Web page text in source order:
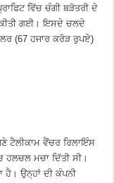
ਵਿੱਚ ਚੰਗੀ ਬੜੋਤਰੀ ਦੇ
ਕੀਤੀ ਗਈ। ਇਸਦੇ ਚਲਦੇ
(67 ਹਜਾਰ ਕਰੋੜ ਰੁਪਏ)
ਟੈਲੀਕਾਮ ਵੈਂਚਰ ਰਿਲਾਇੰਸ
ਹਲਚਲ ਮਚਾ ਦਿੱਤੀ ਸੀ।
ਹੈ। ਉਨ੍ਹਾਂ ਦੀ ਕੰਪਨੀ